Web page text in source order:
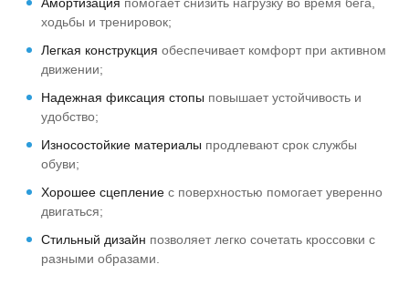
ходьбы и тренировок;
Легкая конструкция обеспечивает комфорт при активном
движении;
Надежная фиксация стопы повышает устойчивость и
удобство;
Износостойкие материалы продлевают срок службы
обуви;
Хорошее сцепление с поверхностью помогает уверенно
двигаться;
Стильный дизайн позволяет легко сочетать кроссовки с
разными образами.